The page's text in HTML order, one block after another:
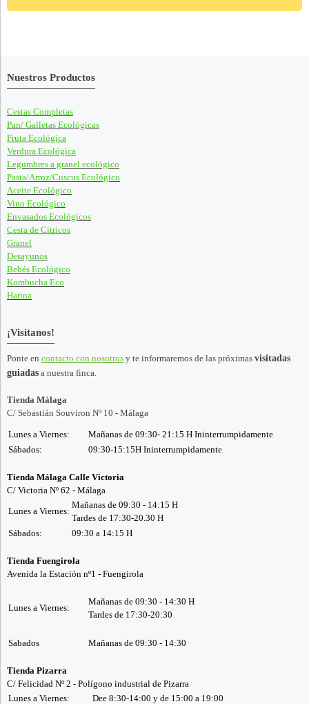
Nuestros Productos
Cestas Completas
Pan/ Galletas Ecológicas
Fruta Ecológica
Verdura Ecológica
Legumbres a granel ecológico
Pasta/Arroz/Cuscus Ecológico
Aceite Ecológico
Vino Ecológico
Envasados Ecológicos
Cesta de Cítricos
Granel
Desayunos
Bebés Ecológico
Kombucha Eco
Harina
¡Visitanos!
Ponte en contacto con nosotros y te informaremos de las próximas visitadas
guiadas a nuestra finca.
Tienda Málaga
C/ Sebastián Souviron Nº 10 - Málaga
Lunes a Viernes:
Mañanas de 09:30- 21:15 H Ininterrumpidamente
Sábados:
09:30-15:15H Ininterrumpidamente
Tienda Málaga Calle Victoria
C/ Victoria Nº 62 - Málaga
Lunes a Viernes:
Mañanas de 09:30 - 14:15 H
Tardes de 17:30-20.30 H
Sábados:
09:30 a 14:15 H
Tienda Fuengirola
Avenida la Estación nº1 - Fuengirola
Lunes a Viernes:
Mañanas de 09:30 - 14:30 H
Tardes de 17:30-20:30
Sabados Mañanas de 09:30 - 14:30
Tienda Pizarra
C/ Felicidad Nº 2 - Polígono industrial de Pizarra
Lunes a Viernes:
Dee 8:30-14:00 y de 15:00 a 19:00